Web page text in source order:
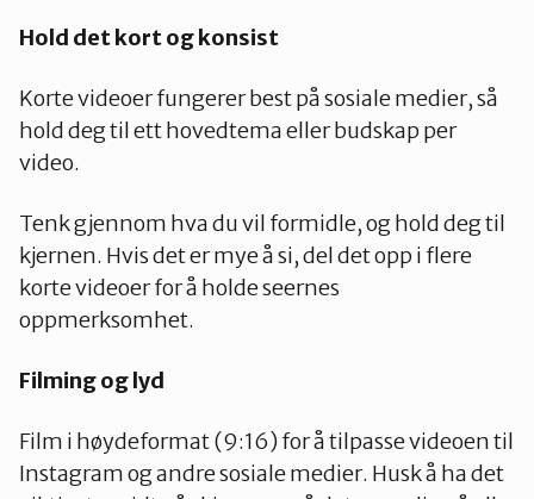
Hold det kort og konsist
Korte videoer fungerer best på sosiale medier, så
hold deg til ett hovedtema eller budskap per
video.
Tenk gjennom hva du vil formidle, og hold deg til
kjernen. Hvis det er mye å si, del det opp i flere
korte videoer for å holde seernes
oppmerksomhet.
Filming og lyd
Film i høydeformat (9:16) for å tilpasse videoen til
Instagram og andre sosiale medier. Husk å ha det